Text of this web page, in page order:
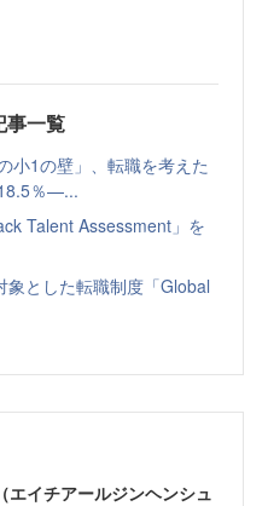
事一覧
小1の壁」、転職を考えた
％—...
Talent Assessment」を
とした転職制度「Global
エイチアールジンヘンシュ